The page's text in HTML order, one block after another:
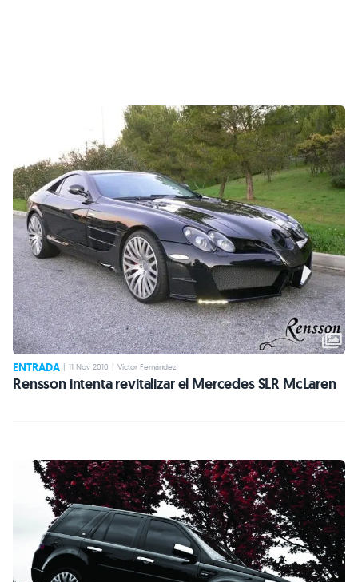
ENTRADA 11 Nov 2010 Víctor Fernández
Rensson intenta revitalizar el Mercedes SLR McLaren